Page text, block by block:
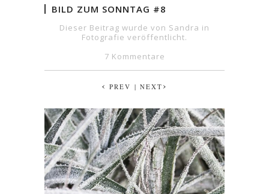
BILD ZUM SONNTAG #8
Dieser Beitrag wurde von Sandra in
Fotografie veröffentlicht.
7 Kommentare
‹ PREV | NEXT ›